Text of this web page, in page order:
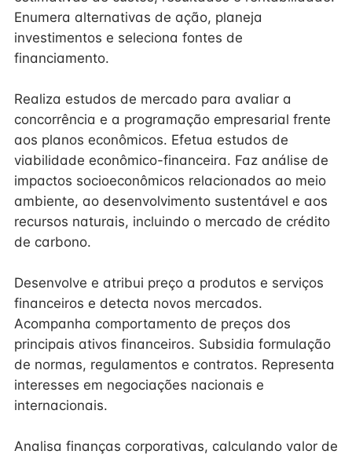
Enumera alternativas de ação, planeja
investimentos e seleciona fontes de
financiamento.
Realiza estudos de mercado para avaliar a
concorrência e a programação empresarial frente
aos planos econômicos. Efetua estudos de
viabilidade econômico-financeira. Faz análise de
impactos socioeconômicos relacionados ao meio
ambiente, ao desenvolvimento sustentável e aos
recursos naturais, incluindo o mercado de crédito
de carbono.
Desenvolve e atribui preço a produtos e serviços
financeiros e detecta novos mercados.
Acompanha comportamento de preços dos
principais ativos financeiros. Subsidia formulação
de normas, regulamentos e contratos. Representa
interesses em negociações nacionais e
internacionais.
Analisa finanças corporativas, calculando valor de